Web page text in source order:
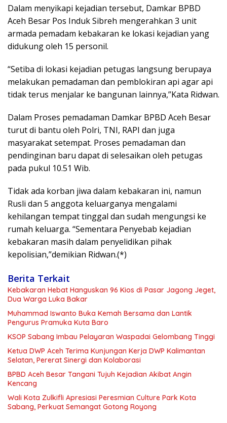
Dalam menyikapi kejadian tersebut, Damkar BPBD
Aceh Besar Pos Induk Sibreh mengerahkan 3 unit
armada pemadam kebakaran ke lokasi kejadian yang
didukung oleh 15 personil.
“Setiba di lokasi kejadian petugas langsung berupaya
melakukan pemadaman dan pemblokiran api agar api
tidak terus menjalar ke bangunan lainnya,”Kata Ridwan.
Dalam Proses pemadaman Damkar BPBD Aceh Besar
turut di bantu oleh Polri, TNI, RAPI dan juga
masyarakat setempat. Proses pemadaman dan
pendinginan baru dapat di selesaikan oleh petugas
pada pukul 10.51 Wib.
Tidak ada korban jiwa dalam kebakaran ini, namun
Rusli dan 5 anggota keluarganya mengalami
kehilangan tempat tinggal dan sudah mengungsi ke
rumah keluarga. “Sementara Penyebab kejadian
kebakaran masih dalam penyelidikan pihak
kepolisian,”demikian Ridwan.(*)
Berita Terkait
Kebakaran Hebat Hanguskan 96 Kios di Pasar Jagong Jeget,
Dua Warga Luka Bakar
Muhammad Iswanto Buka Kemah Bersama dan Lantik
Pengurus Pramuka Kuta Baro
KSOP Sabang Imbau Pelayaran Waspadai Gelombang Tinggi
Ketua DWP Aceh Terima Kunjungan Kerja DWP Kalimantan
Selatan, Pererat Sinergi dan Kolaborasi
BPBD Aceh Besar Tangani Tujuh Kejadian Akibat Angin
Kencang
Wali Kota Zulkifli Apresiasi Peresmian Culture Park Kota
Sabang, Perkuat Semangat Gotong Royong